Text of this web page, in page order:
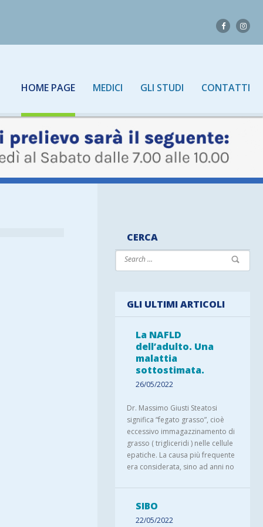
HOME PAGE MEDICI GLI STUDI CONTATTI
CERCA
GLI ULTIMI ARTICOLI
La NAFLD
dell’adulto. Una
malattia
sottostimata.
26/05/2022
Dr. Massimo Giusti Steatosi
significa “fegato grasso”, cioè
eccessivo immagazzinamento di
grasso ( trigliceridi ) nelle cellule
epatiche. La causa più frequente
era considerata, sino ad anni no
SIBO
22/05/2022